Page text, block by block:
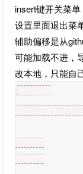
insert键开关菜单
设置里面退出菜
辅助偏移是从
可能加载不进，
改本地，只能自